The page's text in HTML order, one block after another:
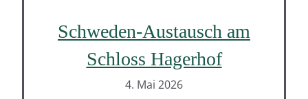
Schweden-Austausch am
Schloss Hagerhof
4. Mai 2026